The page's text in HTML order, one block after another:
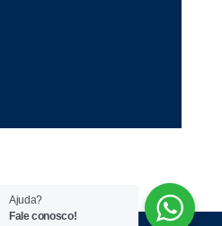
Ajuda?
Fale conosco!